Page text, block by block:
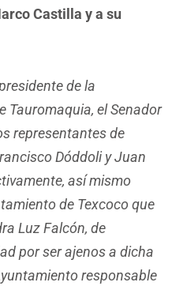
Castilla y a su
de la
Tauromaquia, el Senador
representantes de
Dóddoli y Juan
así mismo
de Texcoco que
Luz Falcón, de
por ser ajenos a dicha
responsable